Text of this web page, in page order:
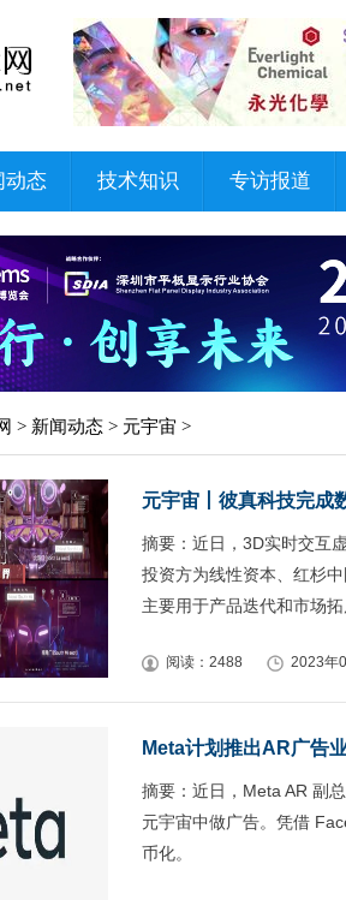
动态 技术知识 专访报道
> 新闻动态 > 元宇宙 >
元宇宙丨彼真科技完成
摘要：近日，3D实时交互
投资方为线性资本、红杉
主要用于产品迭代和市场
阅读：2488 2023年
Meta计划推出AR广告
摘要：近日，Meta AR 副
元宇宙中做广告。凭借
币化。